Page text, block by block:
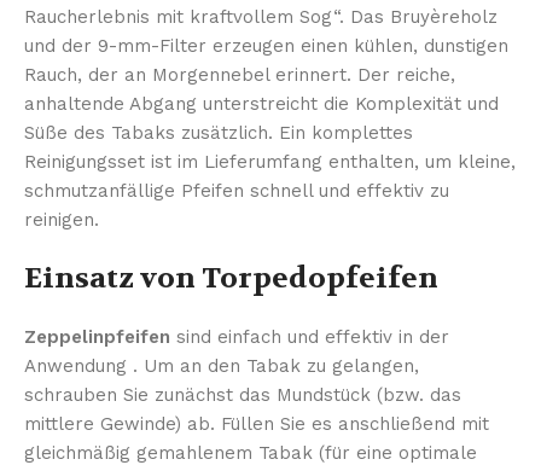
Raucherlebnis mit kraftvollem Sog“. Das Bruyèreholz
und der 9-mm-Filter erzeugen einen kühlen, dunstigen
Rauch, der an Morgennebel erinnert. Der reiche,
anhaltende Abgang unterstreicht die Komplexität und
Süße des Tabaks zusätzlich. Ein komplettes
Reinigungsset ist im Lieferumfang enthalten, um kleine,
schmutzanfällige Pfeifen schnell und effektiv zu
reinigen.
Einsatz von Torpedopfeifen
Zeppelinpfeifen sind einfach und effektiv in der
Anwendung . Um an den Tabak zu gelangen,
schrauben Sie zunächst das Mundstück (bzw. das
mittlere Gewinde) ab. Füllen Sie es anschließend mit
gleichmäßig gemahlenem Tabak (für eine optimale